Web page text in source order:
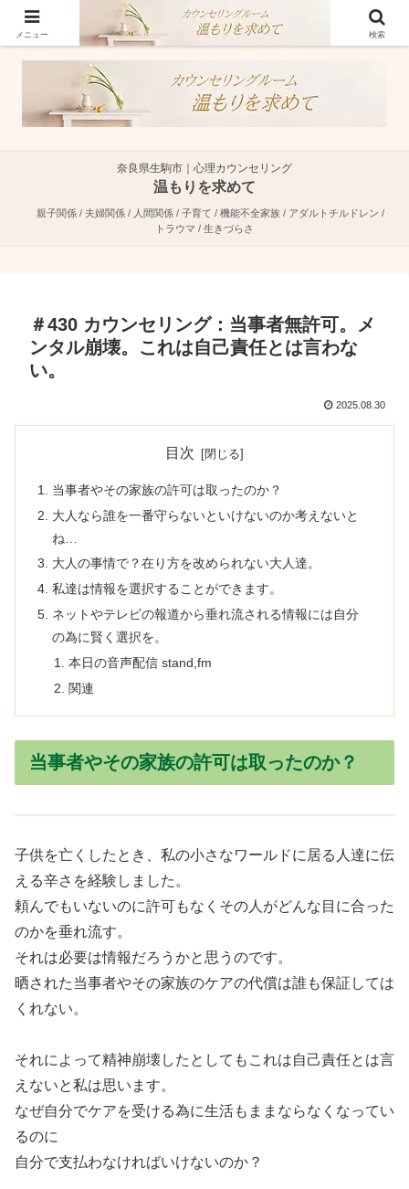
奈良県生駒市で親子関係・夫婦関係・人間関係に特化した心理カウンセラーで
す。
奈良県生駒市｜心理カウンセリング
温もりを求めて
親子関係 / 夫婦関係 / 人間関係 / 子育て / 機能不全家族 / アダルトチルドレン /
トラウマ / 生きづらさ
＃430 カウンセリング：当事者無許可。メ
ンタル崩壊。これは自己責任とは言わな
い。
2025.08.30
目次
当事者やその家族の許可は取ったのか？
大人なら誰を一番守らないといけないのか考えないと
ね…
大人の事情で？在り方を改められない大人達。
私達は情報を選択することができます。
ネットやテレビの報道から垂れ流される情報には自分
の為に賢く選択を。
本日の音声配信 stand,fm
関連
当事者やその家族の許可は取ったのか？
子供を亡くしたとき、私の小さなワールドに居る人達に伝
える辛さを経験しました。
頼んでもいないのに許可もなくその人がどんな目に合った
のかを垂れ流す。
それは必要は情報だろうかと思うのです。
晒された当事者やその家族のケアの代償は誰も保証しては
くれない。
それによって精神崩壊したとしてもこれは自己責任とは言
えないと私は思います。
なぜ自分でケアを受ける為に生活もままならなくなってい
るのに
自分で支払わなければいけないのか？
メニュー 検索